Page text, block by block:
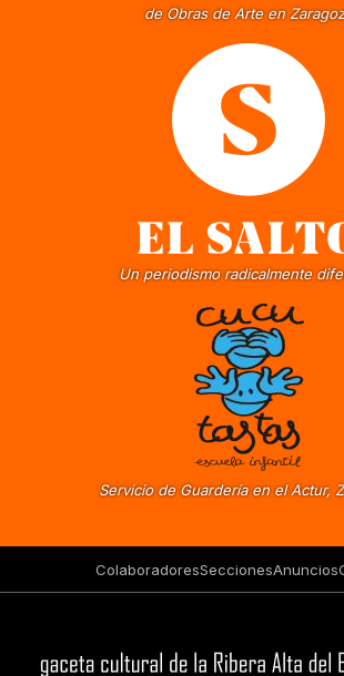
de Obras de Arte en
Un periodismo radicalmente
Servicio de Guardería en el Actur,
ColaboradoresSeccionesAnuncios